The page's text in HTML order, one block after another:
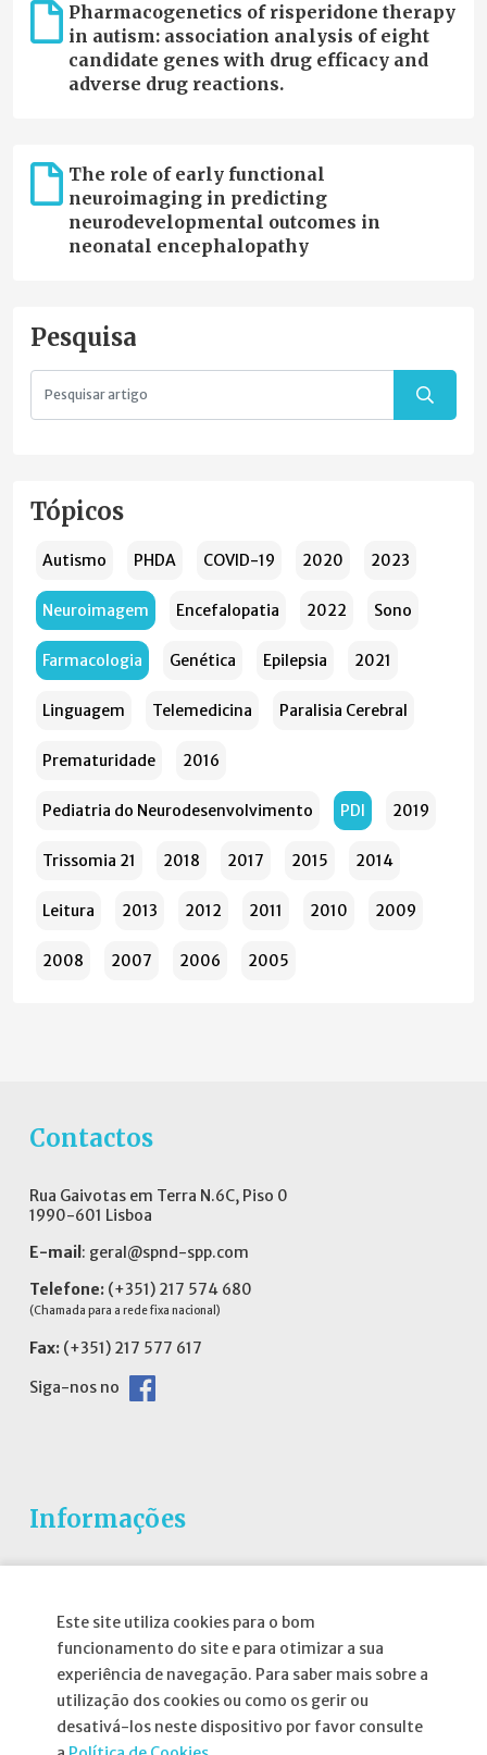
Este site utiliza cookies para o bom
funcionamento do site e para otimizar a sua
experiência de navegação. Para saber mais sobre a
utilização dos cookies ou como os gerir ou
desativá-los neste dispositivo por favor consulte
Pharmacogenetics of risperidone therapy
in autism: association analysis of eight
candidate genes with drug efficacy and
adverse drug reactions.
The role of early functional
neuroimaging in predicting
neurodevelopmental outcomes in
neonatal encephalopathy
Pesquisa
Tópicos
Autismo PHDA COVID-19 2020 2023
Neuroimagem Encefalopatia 2022 Sono
Farmacologia Genética Epilepsia 2021
Linguagem Telemedicina Paralisia Cerebral
Prematuridade 2016
Pediatria do Neurodesenvolvimento PDI 2019
Trissomia 21 2018 2017 2015 2014
Leitura 2013 2012 2011 2010 2009
2008 2007 2006 2005
Contactos
Rua Gaivotas em Terra N.6C, Piso 0
1990-601 Lisboa
E-mail : geral@spnd-spp.com
Telefone: (+351) 217 574 680
(Chamada para a rede fixa nacional)
Fax: (+351) 217 577 617
Siga-nos no
Informações
Agenda
Política de Privacidade